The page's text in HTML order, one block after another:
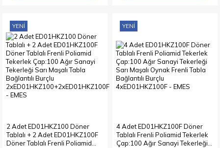
YENI
2 Adet ED01HKZ100 Döner
Tablalı + 2 Adet ED01HKZ100F
Döner Tablalı Frenli Poliamid
YENI
4 Adet ED01HKZ100F Döner
Tablalı Frenli Poliamid Tekerlek
Çap:100 Ağır Sanayi Tekerleği